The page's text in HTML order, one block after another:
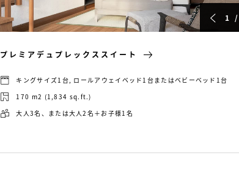
1
プレミアデュプレックススイート
キングサイズ1台, ロールアウェイベッド1台またはベビーベッド1台
170 m2 (1,834 sq.ft.)
大人3名、または大人2名＋お子様1名